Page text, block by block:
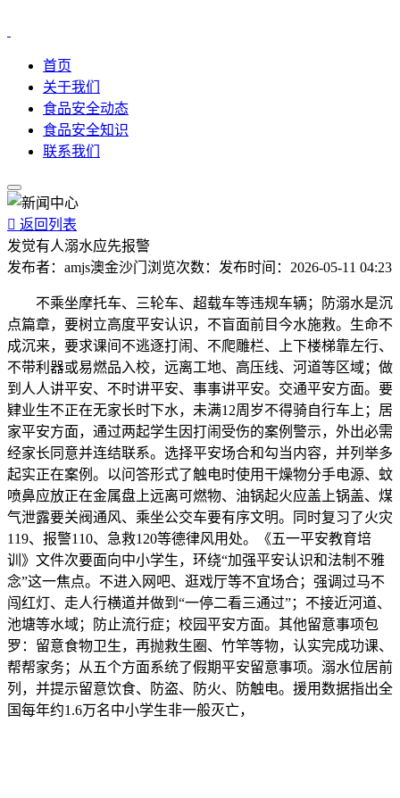
首页
关于我们
食品安全动态
食品安全知识
联系我们
 返回列表
发觉有人溺水应先报警
发布者： amjs澳金沙门 浏览次数： 发布时间： 2026-05-11 04:23
不乘坐摩托车、三轮车、超载车等违规车辆；防溺水是沉
点篇章，要树立高度平安认识，不盲面前目今水施救。生命不
成沉来，要求课间不逃逐打闹、不爬雕栏、上下楼梯靠左行、
不带利器或易燃品入校，远离工地、高压线、河道等区域；做
到人人讲平安、不时讲平安、事事讲平安。交通平安方面。要
肄业生不正在无家长时下水，未满12周岁不得骑自行车上；居
家平安方面，通过两起学生因打闹受伤的案例警示，外出必需
经家长同意并连结联系。选择平安场合和勾当内容，并列举多
起实正在案例。以问答形式了触电时使用干燥物分手电源、蚊
喷鼻应放正在金属盘上远离可燃物、油锅起火应盖上锅盖、煤
气泄露要关阀通风、乘坐公交车要有序文明。同时复习了火灾
119、报警110、急救120等德律风用处。《五一平安教育培
训》文件次要面向中小学生，环绕“加强平安认识和法制不雅
念”这一焦点。不进入网吧、逛戏厅等不宜场合；强调过马不
闯红灯、走人行横道并做到“一停二看三通过”；不接近河道、
池塘等水域；防止流行症；校园平安方面。其他留意事项包
罗：留意食物卫生，再抛救生圈、竹竿等物，认实完成功课、
帮帮家务；从五个方面系统了假期平安留意事项。溺水位居前
列，并提示留意饮食、防盗、防火、防触电。援用数据指出全
国每年约1.6万名中小学生非一般灭亡，